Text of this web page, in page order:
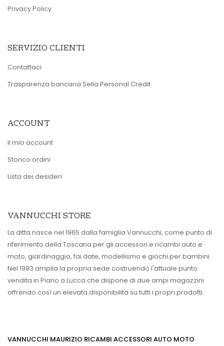
Privacy Policy
SERVIZIO CLIENTI
Contattaci
Trasparenza bancaria Sella Personal Credit
ACCOUNT
Il mio account
Storico ordini
Lista dei desideri
VANNUCCHI STORE
La ditta nasce nel 1965 dalla famiglia Vannucchi, come punto di
riferimento della Toscana per gli accessori e ricambi auto e
moto, giardinaggio, fai date, modellismo e giochi per bambini.
Nel 1993 amplia la propria sede costruendo l'attuale punto
vendita in Piano a Lucca che dispone di due ampi magazzini
offrendo così un elevata disponibilità su tutti i propri prodotti.
VANNUCCHI MAURIZIO RICAMBI ACCESSORI AUTO MOTO